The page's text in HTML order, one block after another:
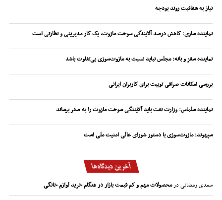
نیاز به شفافیت روند بودجه
نماینده ساری: کاهش درصد آلایندگی سوخت مازوت، یک کار مدیریتی و نظارتی است
نماینده سقز و بانه: مجلس نباید نسبت به مازوت‌سوزی بی‌تفاوت باشد
بررسی امکانات صرافی توبیت برای کاربران ایرانی
نماینده سلماس: وزارت نفت باید آلایندگی سوخت مازوت را به صفر برساند
سپهوند:‌ مازوت‌سوزی با دستور شورای عالی امنیت ملی است
آخرین دیدگاه‌ها
سعدی رمضانیدرمحصولات مهم و کم قیمت بازار در هنگام خرید لوازم خانگی